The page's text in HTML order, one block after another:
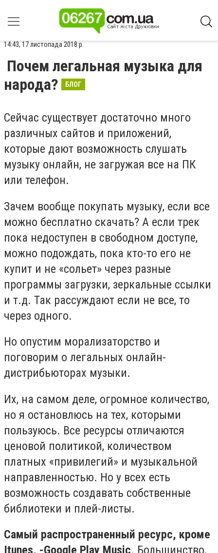
14:43, 17 листопада 2018 р.
Почем легальная музыка для
народа?
БЛОГ
Сейчас существует достаточно много
различных сайтов и приложений,
которые дают возможность слушать
музыку онлайн, не загружая все на ПК
или телефон.
Зачем вообще покупать музыку, если все
можно бесплатно скачать? А если трек
пока недоступен в свободном доступе,
можно подождать, пока кто-то его не
купит и не «сольет» через разные
программы загрузки, зеркальные ссылки
и т.д. Так рассуждают если не все, то
через одного.
Но опустим морализаторство и
поговорим о легальных онлайн-
дистрибьюторах музыки.
Их, на самом деле, огромное количество,
но я остановлюсь на тех, которыми
пользуюсь. Все ресурсы отличаются
ценовой политикой, количеством
платных «привилегий» и музыкальной
направленностью. Но у всех есть
возможность создавать собственные
библиотеки и плей-листы.
Самый распространенный ресурс, кроме
Itunes, -Google Play Music. Большинство,